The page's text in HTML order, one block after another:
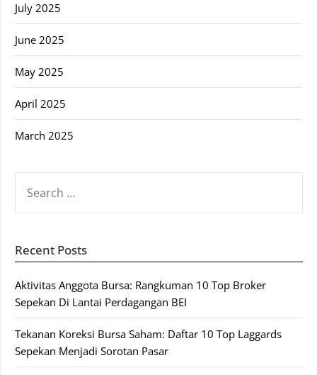
July 2025
June 2025
May 2025
April 2025
March 2025
FOR:
Recent Posts
Aktivitas Anggota Bursa: Rangkuman 10 Top Broker
Sepekan Di Lantai Perdagangan BEI
Tekanan Koreksi Bursa Saham: Daftar 10 Top Laggards
Sepekan Menjadi Sorotan Pasar